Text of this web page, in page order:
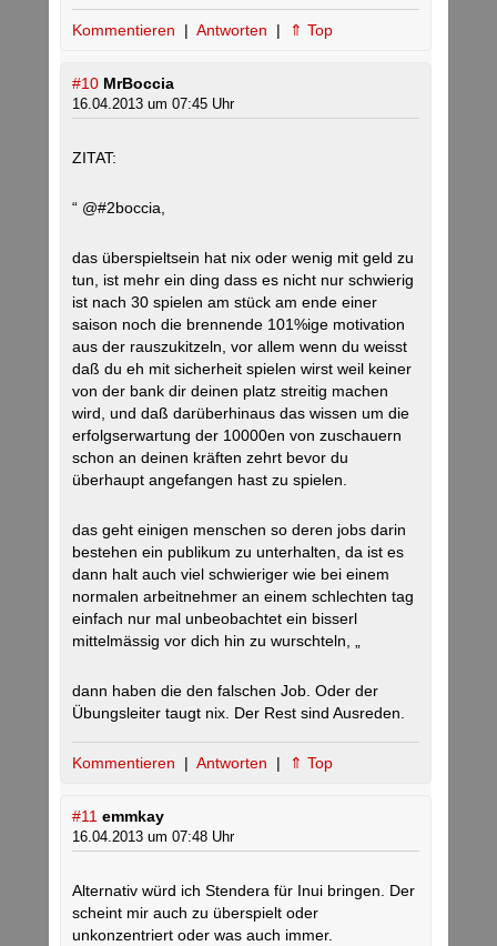
Kommentieren | Antworten | ⇑ Top
#10 MrBoccia
16.04.2013 um 07:45 Uhr
ZITAT:
“ @#2boccia,
das überspieltsein hat nix oder wenig mit geld zu
tun, ist mehr ein ding dass es nicht nur schwierig
ist nach 30 spielen am stück am ende einer
saison noch die brennende 101%ige motivation
aus der rauszukitzeln, vor allem wenn du weisst
daß du eh mit sicherheit spielen wirst weil keiner
von der bank dir deinen platz streitig machen
wird, und daß darüberhinaus das wissen um die
erfolgserwartung der 10000en von zuschauern
schon an deinen kräften zehrt bevor du
überhaupt angefangen hast zu spielen.
das geht einigen menschen so deren jobs darin
bestehen ein publikum zu unterhalten, da ist es
dann halt auch viel schwieriger wie bei einem
normalen arbeitnehmer an einem schlechten tag
einfach nur mal unbeobachtet ein bisserl
mittelmässig vor dich hin zu wurschteln, „
dann haben die den falschen Job. Oder der
Übungsleiter taugt nix. Der Rest sind Ausreden.
Kommentieren | Antworten | ⇑ Top
#11 emmkay
16.04.2013 um 07:48 Uhr
Alternativ würd ich Stendera für Inui bringen. Der
scheint mir auch zu überspielt oder
unkonzentriert oder was auch immer.